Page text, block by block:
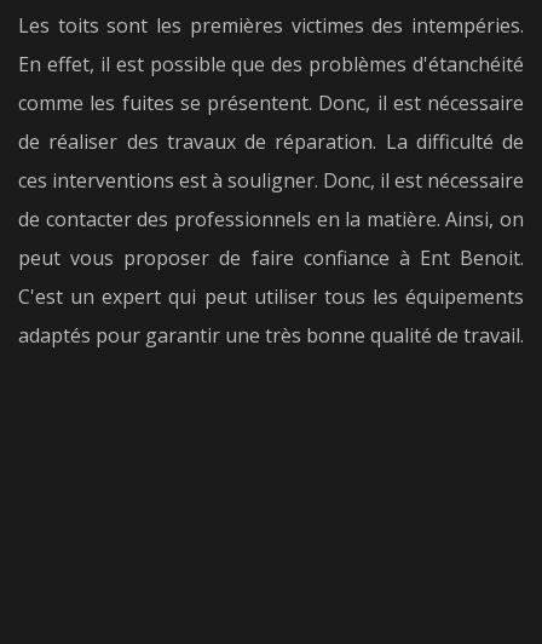
Les toits sont les premières victimes des intempéries.
En effet, il est possible que des problèmes d'étanchéité
comme les fuites se présentent. Donc, il est nécessaire
de réaliser des travaux de réparation. La difficulté de
ces interventions est à souligner. Donc, il est nécessaire
de contacter des professionnels en la matière. Ainsi, on
peut vous proposer de faire confiance à Ent Benoit.
C'est un expert qui peut utiliser tous les équipements
adaptés pour garantir une très bonne qualité de travail.